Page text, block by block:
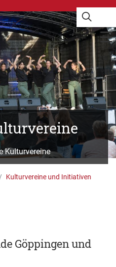
Kulturvereine
Kulturvereine und Initiativen
Göppingen und